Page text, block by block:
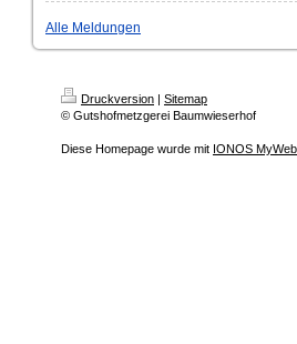
Alle Meldungen
Druckversion | Sitemap
© Gutshofmetzgerei Baumwieserhof
Diese Homepage wurde mit IONOS